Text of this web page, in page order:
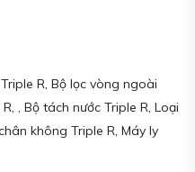
R, Bộ lọc vòng ngoài
, Bộ tách nước Triple R, Loại
không Triple R, Máy ly